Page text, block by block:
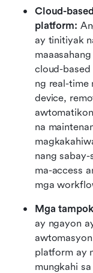
Cloud-
platform:
ay tinitiyak
cloud-
ng real-time
device,
na
nang
ma-access
mga
Mga
ay ngayon
platform ay
mungkahi